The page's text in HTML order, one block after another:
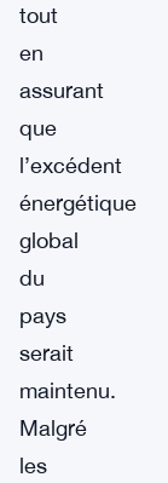
tout
en
assurant
que
l’excédent
énergétique
global
du
pays
serait
maintenu.
Malgré
les